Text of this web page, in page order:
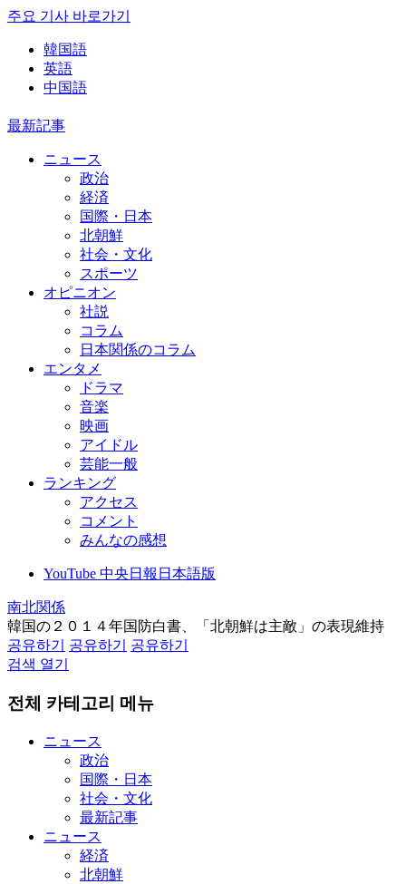
주요 기사 바로가기
韓国語
英語
中国語
最新記事
ニュース
政治
経済
国際・日本
北朝鮮
社会・文化
スポーツ
オピニオン
社説
コラム
日本関係のコラム
エンタメ
ドラマ
音楽
映画
アイドル
芸能一般
ランキング
アクセス
コメント
みんなの感想
YouTube 中央日報日本語版
南北関係
韓国の２０１４年国防白書、「北朝鮮は主敵」の表現維持
공유하기
공유하기
공유하기
검색 열기
전체 카테고리 메뉴
ニュース
政治
国際・日本
社会・文化
最新記事
ニュース
経済
北朝鮮